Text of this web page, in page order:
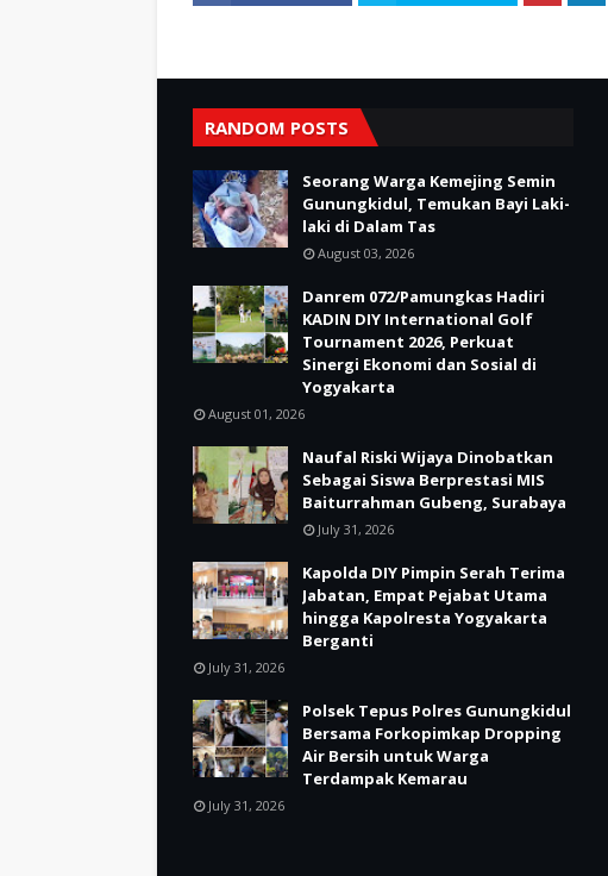
RANDOM POSTS
Seorang Warga Kemejing Semin
Gunungkidul, Temukan Bayi Laki-
laki di Dalam Tas
August 03, 2026
Danrem 072/Pamungkas Hadiri
KADIN DIY International Golf
Tournament 2026, Perkuat
Sinergi Ekonomi dan Sosial di
Yogyakarta
August 01, 2026
Naufal Riski Wijaya Dinobatkan
Sebagai Siswa Berprestasi MIS
Baiturrahman Gubeng, Surabaya
July 31, 2026
Kapolda DIY Pimpin Serah Terima
Jabatan, Empat Pejabat Utama
hingga Kapolresta Yogyakarta
Berganti
July 31, 2026
Polsek Tepus Polres Gunungkidul
Bersama Forkopimkap Dropping
Air Bersih untuk Warga
Terdampak Kemarau
July 31, 2026